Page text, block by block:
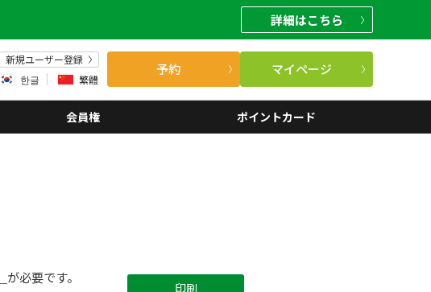
詳細はこちら
新規ユーザー登録
한글 繁體
予約 マイページ
会員権 ポイントカード
が必要です。
印刷